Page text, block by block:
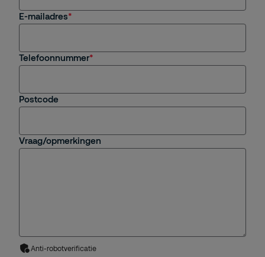
E-mailadres
Telefoonnummer
Postcode
Vraag/opmerkingen
Anti-robotverificatie